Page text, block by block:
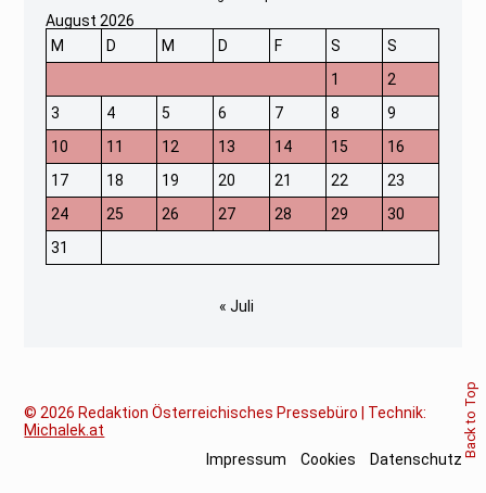
August 2026
M
D M D F S
S
1
2
3
4 5 6 7 8
9
10
11 12 13 14 15
16
17
18 19 20 21 22
23
24
25 26 27 28 29
30
31
« Juli
© 2026 Redaktion Österreichisches Pressebüro | Technik:
Michalek.at
Impressum
Cookies Datenschutz
Back to Top